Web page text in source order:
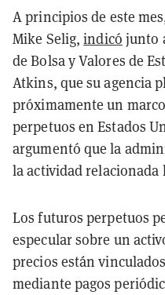
A principios de este
Mike Selig,indicó junto
de Bolsa y Valores de
Atkins, que su agencia
próximamente un
perpetuos en Estados
argumentó que la
la actividad relacionada
Los futuros perpetuos
especular sobre un
precios están
mediante pagos